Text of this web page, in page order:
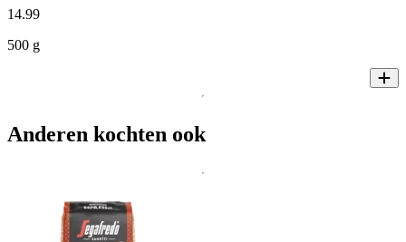
14.99
500 g
Anderen kochten ook